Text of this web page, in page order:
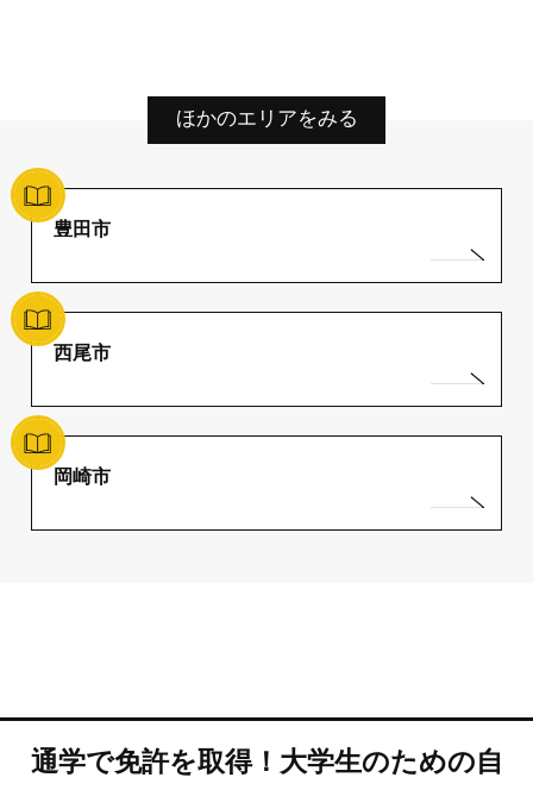
ほかのエリアをみる
豊田市
西尾市
岡崎市
通学で免許を取得！大学生のための自